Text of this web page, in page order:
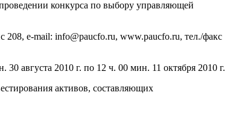
конкурса по выбору управляющей
208, e-mail: info@paucfo.ru, www.paucfo.ru, тел./факс
августа 2010 г. по 12 ч. 00 мин. 11 октября 2010 г.
активов, составляющих